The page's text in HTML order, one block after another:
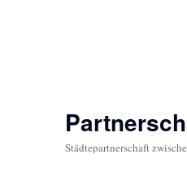
Städtepartnerschaft